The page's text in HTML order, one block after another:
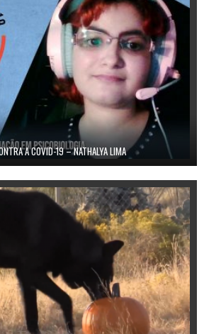
A COVID-19 – NATHALYA LIMA